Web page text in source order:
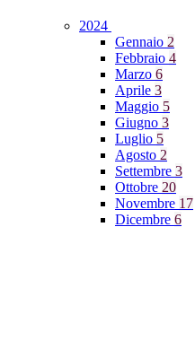
2024
Gennaio 2
Febbraio 4
Marzo 6
Aprile 3
Maggio 5
Giugno 3
Luglio 5
Agosto 2
Settembre 3
Ottobre 20
Novembre 17
Dicembre 6